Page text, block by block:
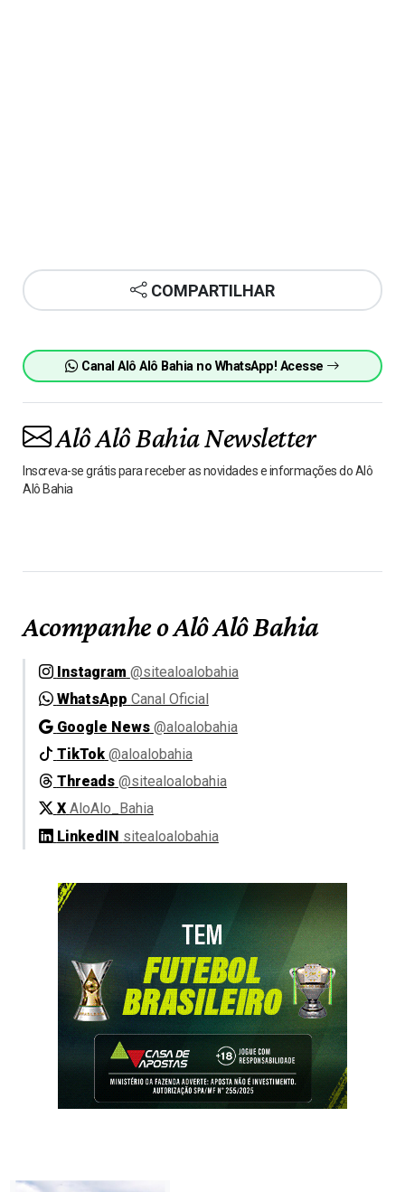
COMPARTILHAR
Canal Alô Alô Bahia no WhatsApp! Acesse
Alô Alô Bahia Newsletter
Inscreva-se grátis para receber as novidades e informações do Alô
Alô Bahia
Acompanhe o Alô Alô Bahia
Instagram @sitealoalobahia
WhatsApp Canal Oficial
Google News @aloalobahia
TikTok @aloalobahia
Threads @sitealoalobahia
X AloAlo_Bahia
LinkedIN sitealoalobahia